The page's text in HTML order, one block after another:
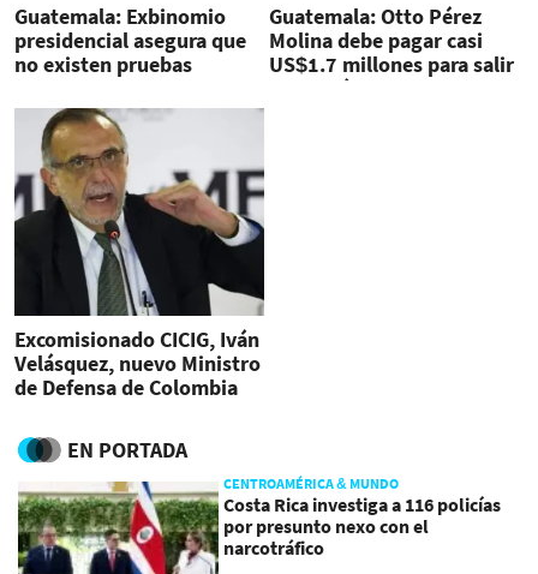
Guatemala: Exbinomio
presidencial asegura que
no existen pruebas
por Caso La Línea
Guatemala: Otto Pérez
Molina debe pagar casi
US$1.7 millones para salir
de prisión por Caso La
Excomisionado CICIG, Iván
Velásquez, nuevo Ministro
de Defensa de Colombia
EN PORTADA
CENTROAMÉRICA & MUNDO
Costa Rica investiga a 116 policías
por presunto nexo con el
narcotráfico